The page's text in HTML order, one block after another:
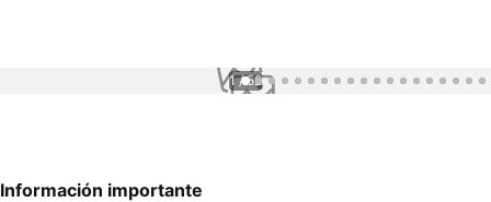
1 / 52
Información importante